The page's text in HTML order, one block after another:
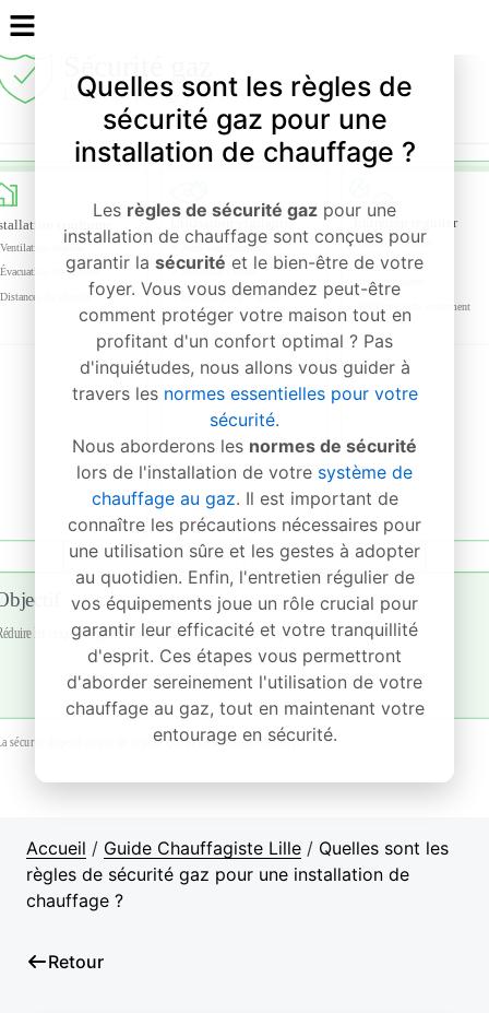
Quelles sont les règles de
sécurité gaz pour une
installation de chauffage ?
Les règles de sécurité gaz pour une
installation de chauffage sont conçues pour
garantir la sécurité et le bien-être de votre
foyer. Vous vous demandez peut-être
comment protéger votre maison tout en
profitant d'un confort optimal ? Pas
d'inquiétudes, nous allons vous guider à
travers les normes essentielles pour votre
sécurité.
Nous aborderons les normes de sécurité
lors de l'installation de votre système de
chauffage au gaz. Il est important de
connaître les précautions nécessaires pour
une utilisation sûre et les gestes à adopter
au quotidien. Enfin, l'entretien régulier de
vos équipements joue un rôle crucial pour
garantir leur efficacité et votre tranquillité
d'esprit. Ces étapes vous permettront
d'aborder sereinement l'utilisation de votre
chauffage au gaz, tout en maintenant votre
entourage en sécurité.
Accueil / Guide Chauffagiste Lille / Quelles sont les
règles de sécurité gaz pour une installation de
chauffage ?
Retour